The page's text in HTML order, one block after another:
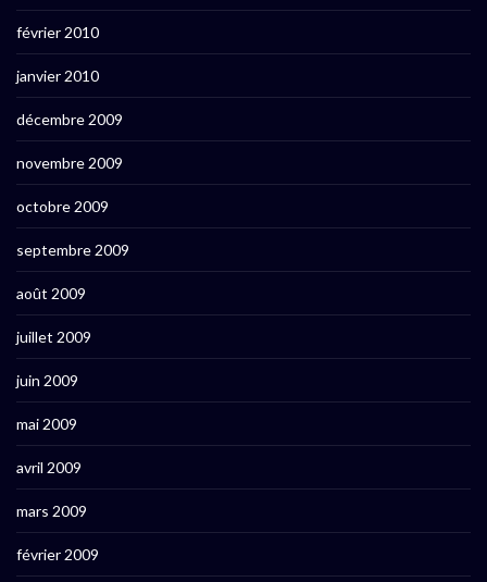
février 2010
janvier 2010
décembre 2009
novembre 2009
octobre 2009
septembre 2009
août 2009
juillet 2009
juin 2009
mai 2009
avril 2009
mars 2009
février 2009